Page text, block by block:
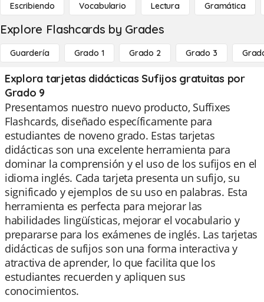
Escribiendo Vocabulario Lectura Gramática
Explore Flashcards by Grades
Guardería Grado 1 Grado 2 Grado 3
Explora tarjetas didácticas Sufijos gratuitas por
Grado 9
Presentamos nuestro nuevo producto, Suffixes
Flashcards, diseñado específicamente para
estudiantes de noveno grado. Estas tarjetas
didácticas son una excelente herramienta para
dominar la comprensión y el uso de los sufijos en el
idioma inglés. Cada tarjeta presenta un sufijo, su
significado y ejemplos de su uso en palabras. Esta
herramienta es perfecta para mejorar las
habilidades lingüísticas, mejorar el vocabulario y
prepararse para los exámenes de inglés. Las tarjetas
didácticas de sufijos son una forma interactiva y
atractiva de aprender, lo que facilita que los
estudiantes recuerden y apliquen sus
conocimientos.